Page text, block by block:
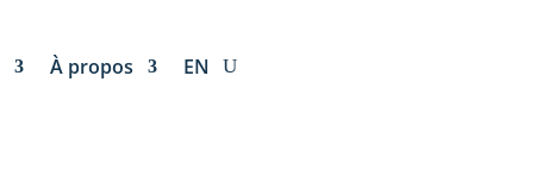
À propos EN